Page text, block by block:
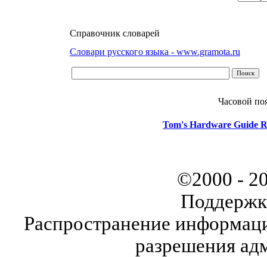
Справочник словарей
Словари русского языка - www.gramota.ru
Часовой
Tom's Hardware Guide
©2000 -
Распространение
разрешения